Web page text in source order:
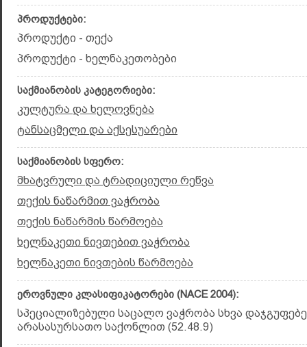
პროდუქტები:
პროდუქტი - თექა
პროდუქტი - ხელნაკეთობები
საქმიანობის კატეგორიები:
კულტურა და ხელოვნება
ტანსაცმელი და აქსესუარები
საქმიანობის სფერო:
მხატვრული და ტრადიციული რეწვა
თექის ნაწარმით ვაჭრობა
თექის ნაწარმის წარმოება
ხელნაკეთი ნივთებით ვაჭრობა
ხელნაკეთი ნივთების წარმოება
ეროვნული კლასიფიკატორები (NACE 2004):
სპეციალიზებული საცალო ვაჭრობა სხვა
არასასურსათო საქონლით (52.48.9)